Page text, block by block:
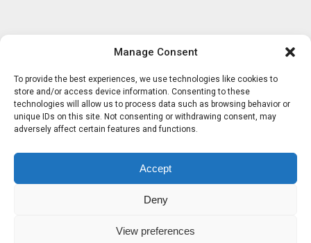
Manage Consent
To provide the best experiences, we use technologies like cookies to
store and/or access device information. Consenting to these
technologies will allow us to process data such as browsing behavior or
unique IDs on this site. Not consenting or withdrawing consent, may
adversely affect certain features and functions.
Accept
Deny
View preferences